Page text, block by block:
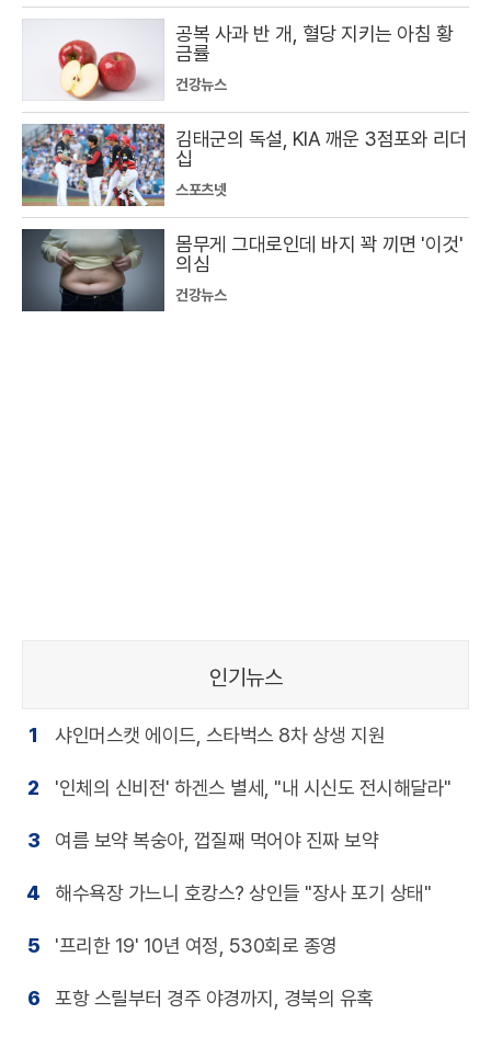
공복 사과 반 개, 혈당 지키는 아침 황
금률
건강뉴스
김태군의 독설, KIA 깨운 3점포와 리더
십
스포츠넷
몸무게 그대로인데 바지 꽉 끼면 '이것'
의심
건강뉴스
인기뉴스
1 샤인머스캣 에이드, 스타벅스 8차 상생 지원
2 '인체의 신비전' 하겐스 별세, "내 시신도 전시해달라"
3 여름 보약 복숭아, 껍질째 먹어야 진짜 보약
4 해수욕장 가느니 호캉스? 상인들 "장사 포기 상태"
5 '프리한 19' 10년 여정, 530회로 종영
6 포항 스릴부터 경주 야경까지, 경북의 유혹